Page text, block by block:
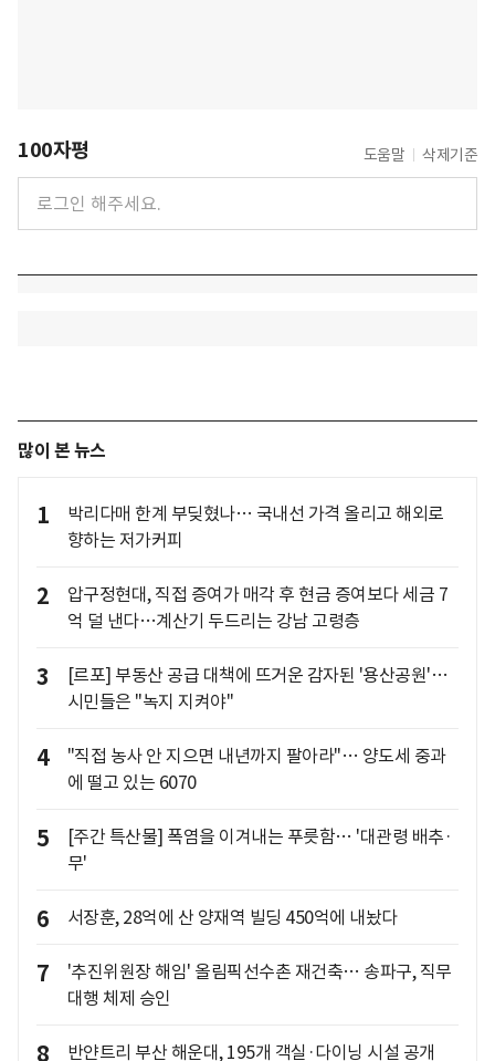
100자평 도움말 삭제기준
많이 본 뉴스
1
박리다매 한계 부딪혔나… 국내선 가격 올리고 해외로
향하는 저가커피
2
압구정현대, 직접 증여가 매각 후 현금 증여보다 세금 7
억 덜 낸다…계산기 두드리는 강남 고령층
3
[르포] 부동산 공급 대책에 뜨거운 감자된 '용산공원'…
시민들은 "녹지 지켜야"
4
"직접 농사 안 지으면 내년까지 팔아라"… 양도세 중과
에 떨고 있는 6070
5
[주간 특산물] 폭염을 이겨내는 푸릇함… '대관령 배추·
무'
6 서장훈, 28억에 산 양재역 빌딩 450억에 내놨다
7
'추진위원장 해임' 올림픽선수촌 재건축… 송파구, 직무
대행 체제 승인
8 반얀트리 부산 해운대, 195개 객실·다이닝 시설 공개